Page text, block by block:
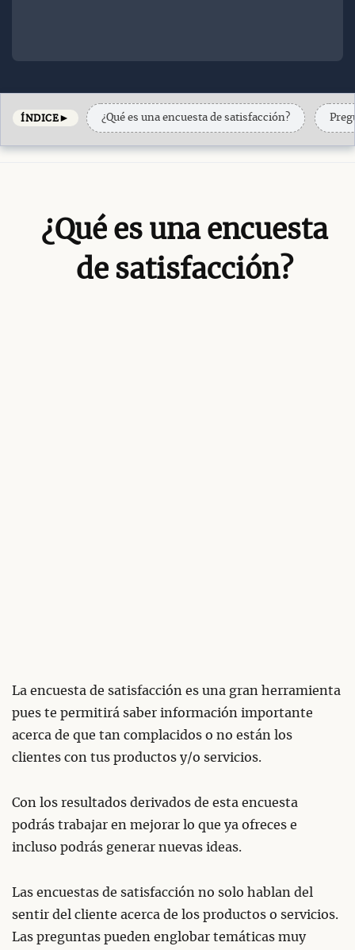
ÍNDICE► ¿Qué es una encuesta de satisfacción?
¿Qué es una encuesta
de satisfacción?
La encuesta de satisfacción es una gran herramienta
pues te permitirá saber información importante
acerca de que tan complacidos o no están los
clientes con tus productos y/o servicios.
Con los resultados derivados de esta encuesta
podrás trabajar en mejorar lo que ya ofreces e
incluso podrás generar nuevas ideas.
Las encuestas de satisfacción no solo hablan del
sentir del cliente acerca de los productos o servicios.
Las preguntas pueden englobar temáticas muy